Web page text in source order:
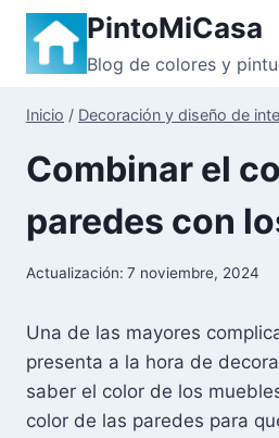
Saltar
contenido
PintoMiCasa
Blog de colores y
Inicio / Decoración y diseño de
Combinar el
paredes con
Actualización: 7 noviembre, 2024
Una de las mayores
presenta a la hora de
saber el color de los
color de las paredes para